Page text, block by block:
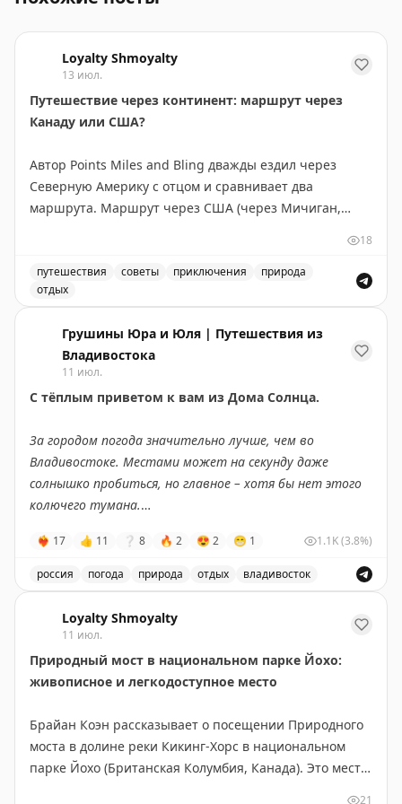
Loyalty Shmoyalty
13 июл.
Путешествие через континент: маршрут через
Канаду или США?
Автор Points Miles and Bling дважды ездил через
Северную Америку с отцом и сравнивает два
маршрута. Маршрут через США (через Мичиган,
экономнее по топливу — идеален, если спешите. Но
главное открытие — это не пейзажи, а люди и
неожиданные остановки. В маленьком городке
номер, а ужин превратился в экскурсию по винному
погребу. Канадский маршрут длиннее, но предлагает
более продолжительные красивые виды: озера и леса
Северного Онтарио, Канадские Скалистые горы.
Канаду и выделите 5-6 дней, посетив малые города
вроде Вавы или Муз-Джо. Если спешите — США
справедливо конкурируют, особенно если оставить
место для неожиданных открытий.
Points Miles and Bling |Original
18
путешествия советы приключения
природа
отдых
Грушины Юра и Юля | Путешествия из
Владивостока
11 июл.
С тёплым приветом к вам из Дома Солнца.
За городом погода значительно лучше, чем во
Владивостоке. Местами может на секунду даже
солнышко пробиться, но главное – хотя бы нет этого
колючего тумана.
Мы живём на сопке, и у нас вообще ощущение, что
облака на дом спускаются.
Но есть и хорошие новости
прогнозу погоды на следующей неделе два дня
просто облачка с солнышком. Есть надежда, что
погода улучшится, потому что редко приложение моё
Ну а пока – всем уютного воскресенья. И пусть
никакая серая погода не омрачит его.
❤‍🔥 17 👍 11 ❔ 8 🔥 2 😍 2 😁 1 1.1K(3.8%)
россия погода природа отдых владивосток
Loyalty Shmoyalty
11 июл.
Природный мост в национальном парке Йохо:
живописное и легкодоступное место
Брайан Коэн рассказывает о посещении Природного
моста в долине реки Кикинг-Хорс в национальном
парке Йохо (Британская Колумбия, Канада). Это место
21